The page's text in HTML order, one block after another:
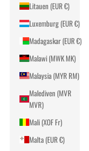
Litauen (EUR €)
Luxemburg (EUR €)
Madagaskar (EUR €)
Malawi (MWK MK)
Malaysia (MYR RM)
Malediven (MVR
MVR)
Mali (XOF Fr)
Malta (EUR €)